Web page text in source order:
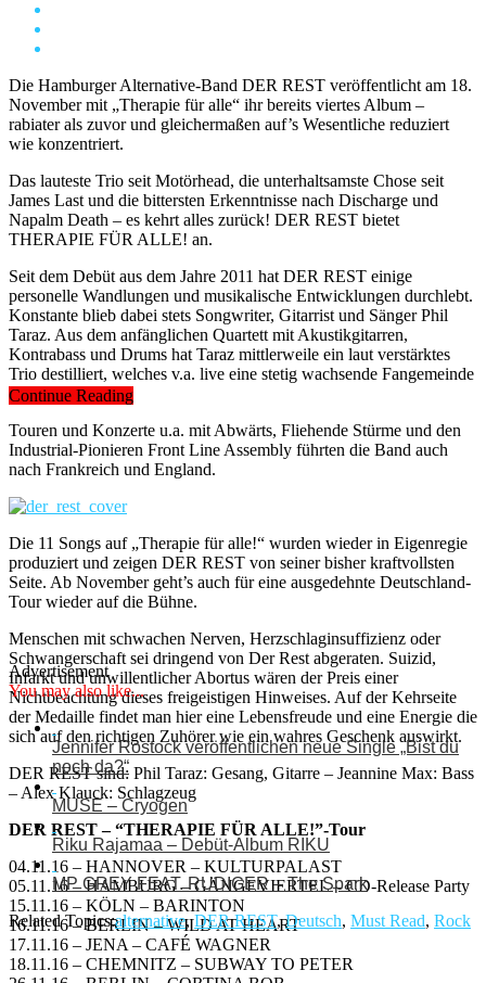
Die Hamburger Alternative-Band DER REST veröffentlicht am 18.
November mit „Therapie für alle“ ihr bereits viertes Album –
rabiater als zuvor und gleichermaßen auf’s Wesentliche reduziert
wie konzentriert.
Das lauteste Trio seit Motörhead, die unterhaltsamste Chose seit
James Last und die bittersten Erkenntnisse nach Discharge und
Napalm Death – es kehrt alles zurück! DER REST bietet
THERAPIE FÜR ALLE! an.
Seit dem Debüt aus dem Jahre 2011 hat DER REST einige
personelle Wandlungen und musikalische Entwicklungen durchlebt.
Konstante blieb dabei stets Songwriter, Gitarrist und Sänger Phil
Taraz. Aus dem anfänglichen Quartett mit Akustikgitarren,
Kontrabass und Drums hat Taraz mittlerweile ein laut verstärktes
Trio destilliert, welches v.a. live eine stetig wachsende Fangemeinde
begeistern kann.
Touren und Konzerte u.a. mit Abwärts, Fliehende Stürme und den
Industrial-Pionieren Front Line Assembly führten die Band auch
nach Frankreich und England.
Die 11 Songs auf „Therapie für alle!“ wurden wieder in Eigenregie
produziert und zeigen DER REST von seiner bisher kraftvollsten
Seite. Ab November geht’s auch für eine ausgedehnte Deutschland-
Tour wieder auf die Bühne.
Menschen mit schwachen Nerven, Herzschlaginsuffizienz oder
Schwangerschaft sei dringend von Der Rest abgeraten. Suizid,
Infarkt und unwillentlicher Abortus wären der Preis einer
Nichtbeachtung dieses freigeistigen Hinweises. Auf der Kehrseite
der Medaille findet man hier eine Lebensfreude und eine Energie die
sich auf den richtigen Zuhörer wie ein wahres Geschenk auswirkt.
DER REST sind: Phil Taraz: Gesang, Gitarre – Jeannine Max: Bass
– Alex Klauck: Schlagzeug
DER REST – “THERAPIE FÜR ALLE!”-Tour
04.11.16 – HANNOVER – KULTURPALAST
05.11.16 – HAMBURG – GÄNGEVIERTEL – CD-Release Party
15.11.16 – KÖLN – BARINTON
16.11.16 – BERLIN – WILD AT HEART
17.11.16 – JENA – CAFÉ WAGNER
18.11.16 – CHEMNITZ – SUBWAY TO PETER
Continue Reading
Advertisement
You may also like...
Jennifer Rostock veröffentlichen neue Single „Bist du
noch da?“
MUSE – Cryogen
Riku Rajamaa – Debüt-Album RIKU
MP GREY FEAT. RUDIGER – The Spark
Related Topics:alternative,DER REST,Deutsch, Must Read, Rock